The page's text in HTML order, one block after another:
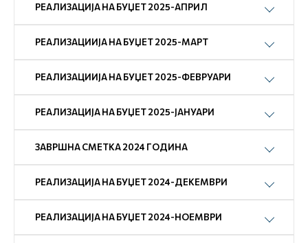
РЕАЛИЗАЦИЈА НА БУЏЕТ 2025-АПРИЛ
РЕАЛИЗАЦИИЈА НА БУЏЕТ 2025-МАРТ
РЕАЛИЗАЦИИЈА НА БУЏЕТ 2025-ФЕВРУАРИ
РЕАЛИЗАЦИЈА НА БУЏЕТ 2025-ЈАНУАРИ
ЗАВРШНА СМЕТКА 2024 ГОДИНА
РЕАЛИЗАЦИЈА НА БУЏЕТ 2024-ДЕКЕМВРИ
РЕАЛИЗАЦИЈА НА БУЏЕТ 2024-НОЕМВРИ